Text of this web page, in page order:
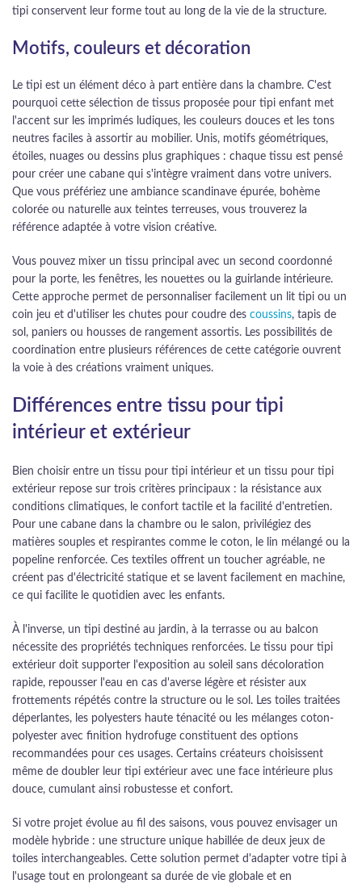
tipi conservent leur forme tout au long de la vie de la structure.
Motifs, couleurs et décoration
Le tipi est un élément déco à part entière dans la chambre. C'est
pourquoi cette sélection de tissus proposée pour tipi enfant met
l'accent sur les imprimés ludiques, les couleurs douces et les tons
neutres faciles à assortir au mobilier. Unis, motifs géométriques,
étoiles, nuages ou dessins plus graphiques : chaque tissu est pensé
pour créer une cabane qui s'intègre vraiment dans votre univers.
Que vous préfériez une ambiance scandinave épurée, bohème
colorée ou naturelle aux teintes terreuses, vous trouverez la
référence adaptée à votre vision créative.
Vous pouvez mixer un tissu principal avec un second coordonné
pour la porte, les fenêtres, les nouettes ou la guirlande intérieure.
Cette approche permet de personnaliser facilement un lit tipi ou un
coin jeu et d'utiliser les chutes pour coudre des coussins, tapis de
sol, paniers ou housses de rangement assortis. Les possibilités de
coordination entre plusieurs références de cette catégorie ouvrent
la voie à des créations vraiment uniques.
Différences entre tissu pour tipi
intérieur et extérieur
Bien choisir entre un tissu pour tipi intérieur et un tissu pour tipi
extérieur repose sur trois critères principaux : la résistance aux
conditions climatiques, le confort tactile et la facilité d'entretien.
Pour une cabane dans la chambre ou le salon, privilégiez des
matières souples et respirantes comme le coton, le lin mélangé ou la
popeline renforcée. Ces textiles offrent un toucher agréable, ne
créent pas d'électricité statique et se lavent facilement en machine,
ce qui facilite le quotidien avec les enfants.
À l'inverse, un tipi destiné au jardin, à la terrasse ou au balcon
nécessite des propriétés techniques renforcées. Le tissu pour tipi
extérieur doit supporter l'exposition au soleil sans décoloration
rapide, repousser l'eau en cas d'averse légère et résister aux
frottements répétés contre la structure ou le sol. Les toiles traitées
déperlantes, les polyesters haute ténacité ou les mélanges coton-
polyester avec finition hydrofuge constituent des options
recommandées pour ces usages. Certains créateurs choisissent
même de doubler leur tipi extérieur avec une face intérieure plus
douce, cumulant ainsi robustesse et confort.
Si votre projet évolue au fil des saisons, vous pouvez envisager un
modèle hybride : une structure unique habillée de deux jeux de
toiles interchangeables. Cette solution permet d'adapter votre tipi à
l'usage tout en prolongeant sa durée de vie globale et en